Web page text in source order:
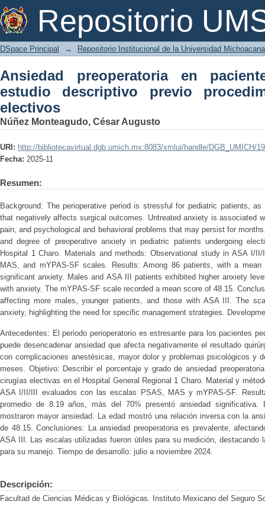
Repositorio
Ansiedad preoperatoria en
procedimientos quirúrgicos electivos
DSpace Principal → Repositorio Institucional de la Universidad
Ansiedad preoperatoria en
estudio descriptivo previo
electivos
Núñez Monteagudo, César Augusto
URI: http://bibliotecavirtual.dgb.umich.mx:8083/xmlui/handle/DGB_UMICH/
Fecha: 2025-11
Resumen:
Background: The perioperative period is stressful for pediatric patients,
that negatively affects surgical outcomes. Untreated anxiety is associated
pain, and psychological and behavioral problems that may persist for
and degree of preoperative anxiety in pediatric patients undergoing
Hospital 1 Charo. Materials and methods: Observational study in ASA I/
MAS, and mYPAS-SF scales. Results: Among 86 patients, with a
significant anxiety. Males and ASA III patients exhibited higher anxiety
with anxiety. The mYPAS-SF scale recorded a mean score of 48.15.
affecting more males, younger patients, and those with ASA III. The
anxiety, highlighting the need for specific management strategies.
Antecedentes: El periodo perioperatorio es estresante para los pacientes
puede desencadenar ansiedad que afecta negativamente el resultado
con complicaciones anestésicas, mayor dolor y problemas psicológicos y
meses. Objetivo: Describir el porcentaje y grado de ansiedad
cirugías electivas en el Hospital General Regional 1 Charo. Material y
ASA I/II/III evaluados con las escalas PSAS, MAS y mYPAS-SF.
promedio de 8.19 años, más del 70% presentó ansiedad
mostraron mayor ansiedad. La edad mostró una relación inversa con la
de 48.15. Conclusiones: La ansiedad preoperatoria es prevalente,
ASA III. Las escalas utilizadas fueron útiles para su medición, destacando
para su manejo. Tiempo de desarrollo: julio a noviembre 2024.
Descripción:
Facultad de Ciencias Médicas y Biológicas. Instituto Mexicano del Seguro